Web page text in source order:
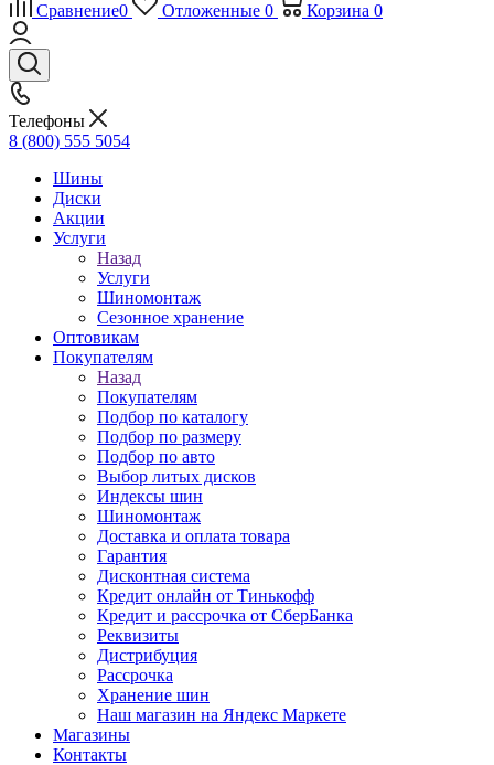
Сравнение0 Отложенные 0 Корзина 0
Телефоны
8 (800) 555 5054
Шины
Диски
Акции
Услуги
Назад
Услуги
Шиномонтаж
Сезонное хранение
Оптовикам
Покупателям
Назад
Покупателям
Подбор по каталогу
Подбор по размеру
Подбор по авто
Выбор литых дисков
Индексы шин
Шиномонтаж
Доставка и оплата товара
Гарантия
Дисконтная система
Кредит онлайн от Тинькофф
Кредит и рассрочка от СберБанка
Реквизиты
Дистрибуция
Рассрочка
Хранение шин
Наш магазин на Яндекс Маркете
Магазины
Контакты